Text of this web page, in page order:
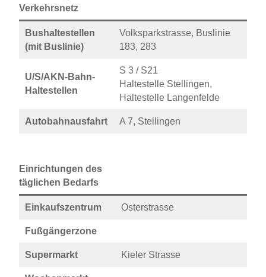
Verkehrsnetz
Bushaltestellen
(mit Buslinie)
Volksparkstrasse, Buslinie
183, 283
U/S/AKN-Bahn-
Haltestellen
S 3 / S21
Haltestelle Stellingen,
Haltestelle Langenfelde
Autobahnausfahrt A 7, Stellingen
Einrichtungen des
täglichen Bedarfs
Einkaufszentrum Osterstrasse
Fußgängerzone
Supermarkt Kieler Strasse